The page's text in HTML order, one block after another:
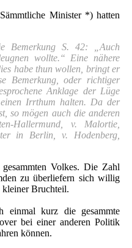
Minister *) hatten
Bemerkung S. 42: „Auch
wollte.“ Eine nähere
habe thun wollen, bringt er
Bemerkung, oder richtiger
Anklage der Lüge
Irrthum halten. Da der
so mögen auch die anderen
Hallermund, v. Malortie,
in Berlin, v. Hodenberg,
Volkes. Die Zahl
zu überliefern sich willig
kleiner Bruchteil.
einmal kurz die gesammte
bei einer anderen Politik
können.